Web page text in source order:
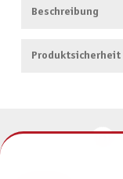
Beschreibung
Produktsicherheit